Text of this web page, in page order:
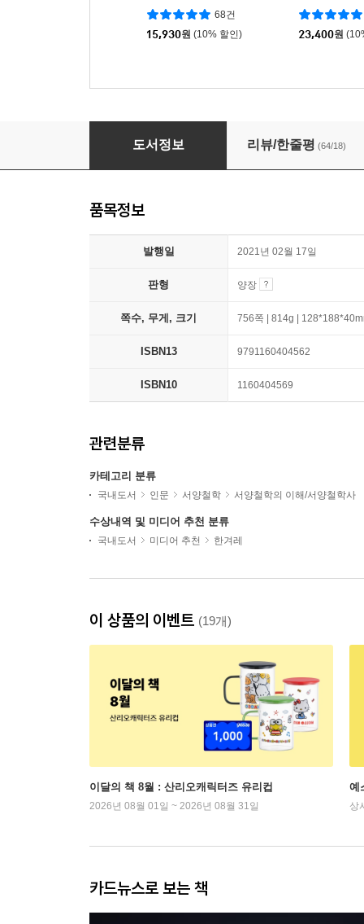
68건
15,930원 (10% 할인) 23,400원
상처로 숨 쉬는 법
도서정보 리뷰/한줄평 (64/18)
품목정보
발행일 2021년 02월 17일
판형 양장
쪽수, 무게, 크기 756쪽 | 814g |
ISBN13 9791160404562
ISBN10 1160404569
관련분류
카테고리 분류
국내도서 인문 서양철학 서양철학의 이해/서양철학사
수상내역 및 미디어 추천 분류
국내도서 미디어 추천 한겨레
이 상품의 이벤트 (19개)
이달의 책 8월 : 산리오캐릭터즈 유리컵
2026년 08월 01일 ~ 2026년 08월 31일
예
상
카드뉴스로 보는 책